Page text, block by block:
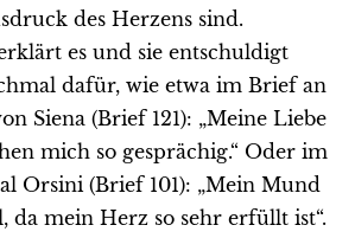
des Herzens sind.
es und sie entschuldigt
dafür, wie etwa im Brief an
Siena (Brief 121): „Meine Liebe
mich so gesprächig.“ Oder im
Orsini (Brief 101): „Mein Mund
da mein Herz so sehr erfüllt ist“.